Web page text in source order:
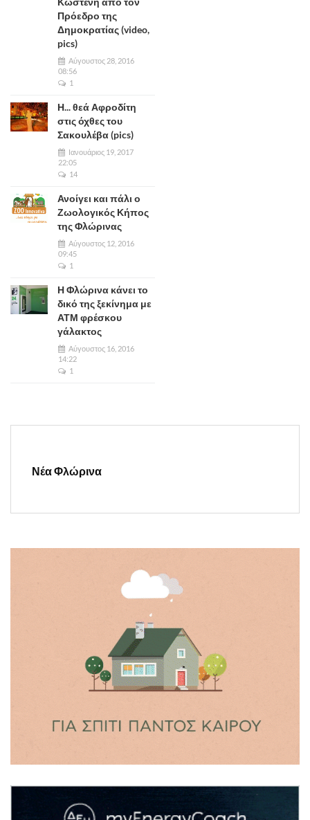
Πρόεδρο της
Δημοκρατίας (video,
pics)
Αύγουστος 28, 2016
08:56
1
Η... θεά Αφροδίτη
στις όχθες του
Σακουλέβα (pics)
Ιανουάριος 19, 2017
22:05
14
Ανοίγει και πάλι ο
Ζωολογικός Κήπος
της Φλώρινας
Αύγουστος 12, 2016
09:45
1
Η Φλώρινα κάνει το
δικό της ξεκίνημα με
ΑΤΜ φρέσκου
γάλακτος
Αύγουστος 16, 2016
14:22
1
Νέα Φλώρινα